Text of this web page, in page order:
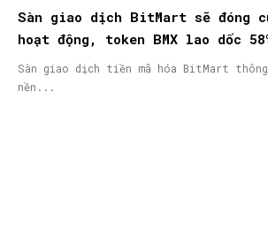
Sàn giao dịch BitMart sẽ đóng
hoạt động, token BMX lao dốc
Sàn giao dịch tiền mã hóa BitMart thông
nền...